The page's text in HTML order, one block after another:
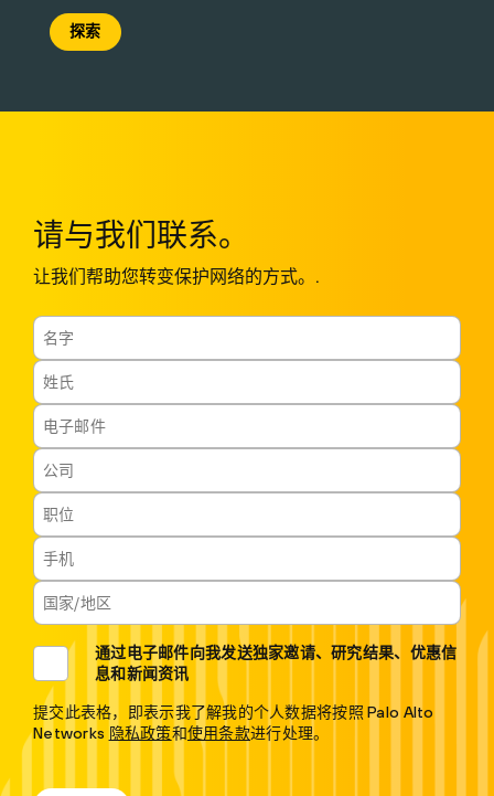
探索
请与我们联系。
让我们帮助您转变保护网络的方式。.
通过电子邮件向我发送独家邀请、研究结果、优惠信
息和新闻资讯
提交此表格，即表示我了解我的个人数据将按照 Palo Alto
Networks 隐私政策和使用条款进行处理。